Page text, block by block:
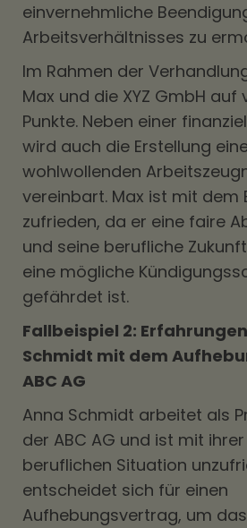
einvernehmliche
Arbeitsverhältnisses zu
Im Rahmen der
Max und die XYZ GmbH
Punkte. Neben einer
wird auch die Erstellung
wohlwollenden
vereinbart. Max ist mit dem
zufrieden, da er eine faire
und seine berufliche
eine mögliche
gefährdet ist.
Fallbeispiel 2:
Schmidt mit dem
ABC AG
Anna Schmidt arbeitet als
der ABC AG und ist mit
beruflichen Situation
entscheidet sich für einen
Aufhebungsvertrag, um